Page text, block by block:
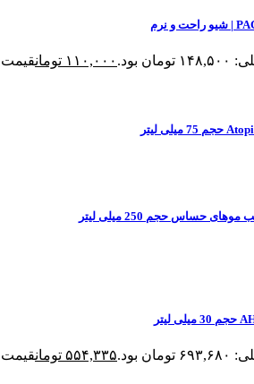
بود. ۱۱۰,۰۰۰ تومانقیمت
بود. ۵۵۴,۳۳۵ تومانقیمت